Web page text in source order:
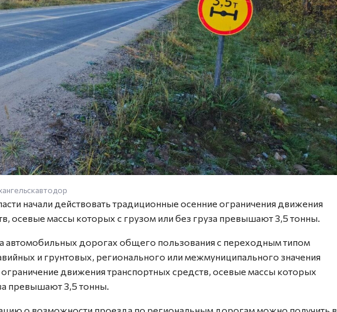
начали действовать традиционные осенние ограничения движения
осевые массы которых с грузом или без груза превышают 3,5 тонны.
автомобильных дорогах общего пользования с переходным типом
и грунтовых, регионального или межмуниципального значения
движения транспортных средств, осевые массы которых
превышают 3,5 тонны.